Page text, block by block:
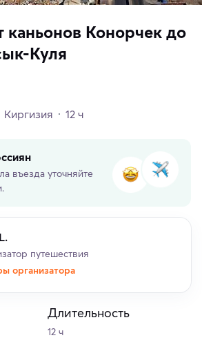
каньонов Конорчек до
Куля
Киргизия 12 ч
въезда уточняйте
путешествия
организатора
Длительность
12 ч